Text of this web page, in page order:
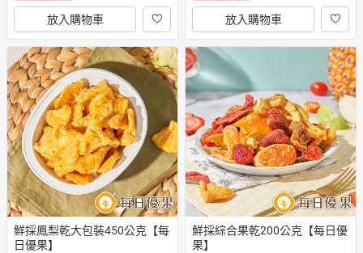
放入購物車 放入購物車
鮮採鳳梨乾大包裝450公克【每
日優果】
鮮採綜合果乾200公克【每日優
果】